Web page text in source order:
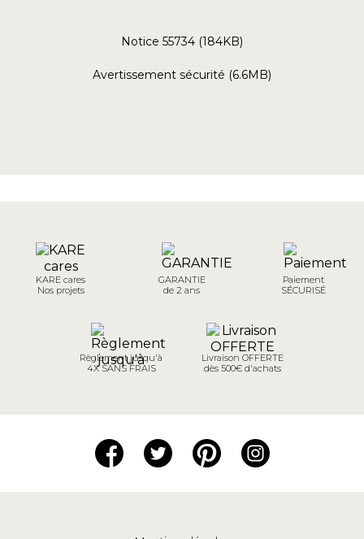
Notice 55734 (184KB)
Avertissement sécurité (6.6MB)
KARE cares
Nos projets
GARANTIE
de 2 ans
Paiement
SÉCURISÉ
Règlement jusqu'à
4X SANS FRAIS
Livraison OFFERTE
dès 500€ d'achats